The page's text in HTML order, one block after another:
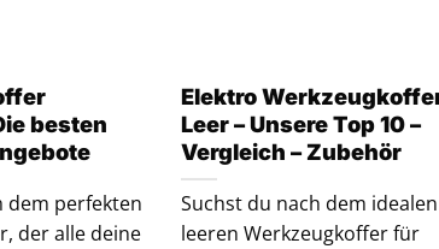
besten
dem perfekten
der alle deine
Elektro
Leer – Unsere Top 10 –
Vergleich – Zubehör
Suchst du nach dem idealen
leeren Werkzeugkoffer für